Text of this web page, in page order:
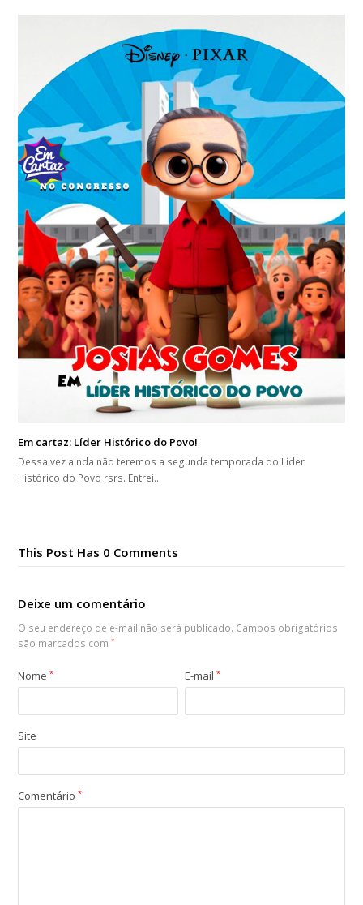
Em cartaz: Líder Histórico do Povo!
Dessa vez ainda não teremos a segunda temporada do Líder
Histórico do Povo rsrs. Entrei…
This Post Has 0 Comments
Deixe um comentário
O seu endereço de e-mail não será publicado. Campos obrigatórios
são marcados com*
Nome* E-mail*
Site
Comentário*